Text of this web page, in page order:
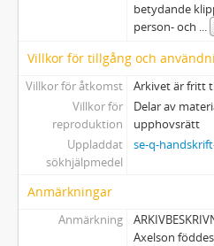
betydande
person- och ...
Villkor för tillgång och
Villkor för åtkomst
Arkivet är fritt
Villkor för
reproduktion
Delar av
upphovsrätt
Uppladdat
sökhjälpmedel
se-q-
Anmärkningar
Anmärkning
Axelson